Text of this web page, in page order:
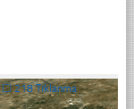
☐218 Tıklanma